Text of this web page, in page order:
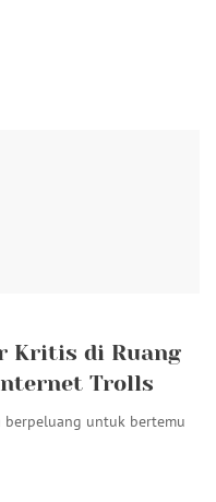
Kritis di Ruang
Trolls
berpeluang untuk bertemu